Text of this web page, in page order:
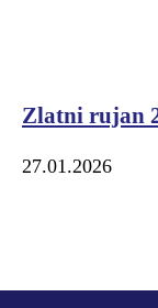
Zlatni rujan
27.01.2026